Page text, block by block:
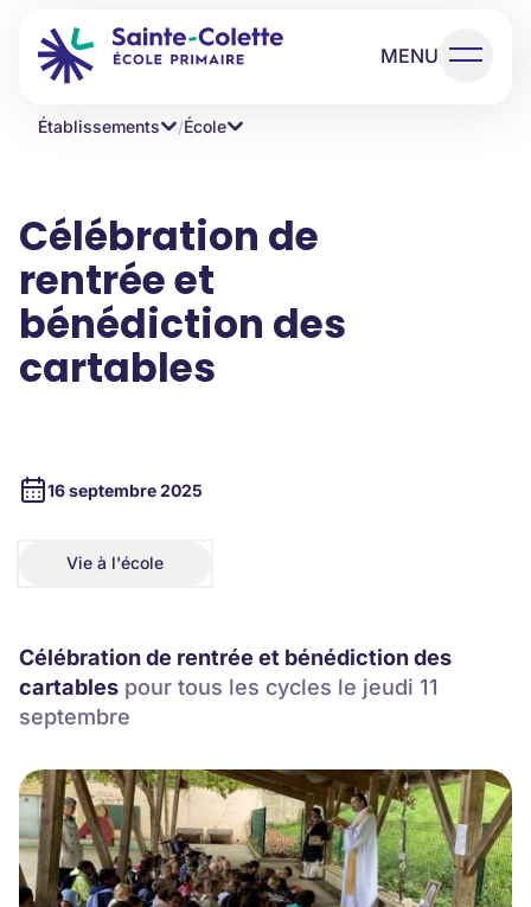
MENU
Établissements /École
Célébration de
rentrée et
bénédiction des
cartables
16 septembre 2025
Vie à l'école
Célébration de rentrée et bénédiction des
cartables pour tous les cycles le jeudi 11
septembre